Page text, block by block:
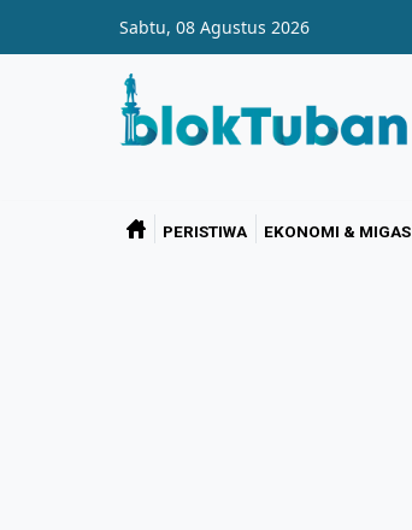
Sabtu, 08 Agustus 2026
PERISTIWA EKONOMI & MIGAS